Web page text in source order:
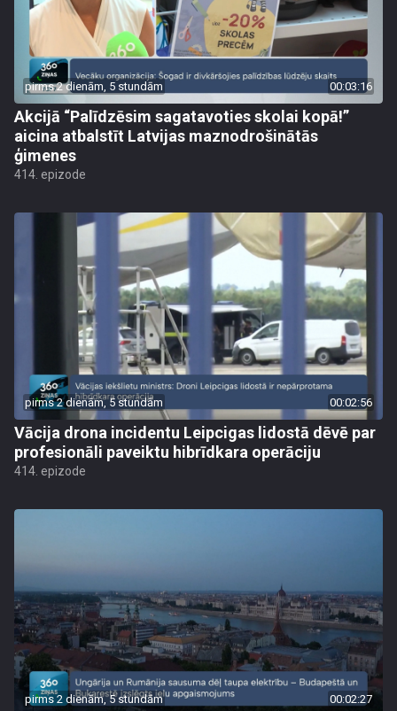
pirms 2 dienām, 5 stundām 00:03:16
Akcijā “Palīdzēsim sagatavoties skolai kopā!”
aicina atbalstīt Latvijas maznodrošinātās
ģimenes
414. epizode
pirms 2 dienām, 5 stundām 00:02:56
Vācija drona incidentu Leipcigas lidostā dēvē par
profesionāli paveiktu hibrīdkara operāciju
414. epizode
pirms 2 dienām, 5 stundām 00:02:27